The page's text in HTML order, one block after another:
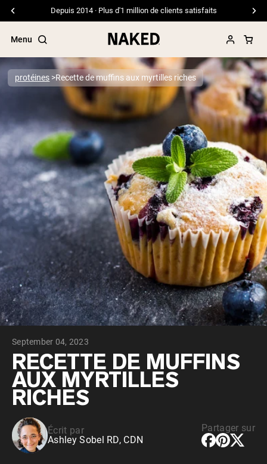
Depuis 2014 · Plus d'1 million de clients satisfaits
Menu
Termes de recherche populaires
”Protein Powder“
”Overnight Oats“
”Vegan protein“
”Collagen“
”Micellar Casein“
PROTÉINES EN POUDREMeilleure Vente
Protéine de pois
Protéine de Whey en Poudre
Peptides de collagène
Whey au chocolat issu de vaches
nourries à l'herbe
Whey de lait de vache nourrie à l'herbe à
la vanille
Whey de vache nourrie à l'herbe
Shop All Protéines En Poudre
PROTÉINES VÉGANESMeilleure Vente
Protéine de pois
protéines Recette de muffins aux myrtilles riches
September 04, 2023
RECETTE DE MUFFINS
AUX MYRTILLES
RICHES
Écrit par
Ashley Sobel RD, CDN
Partager sur